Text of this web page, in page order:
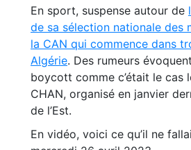
En sport, suspense autour de
de sa sélection nationale des
la CAN qui commence dans
Algérie. Des rumeurs
boycott comme c’était le cas
CHAN, organisé en janvier
de l’Est.
En vidéo, voici ce qu’il ne